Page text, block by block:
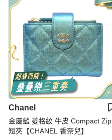
Chanel
金屬藍 菱格紋 牛皮 Compact Zip
短夾【CHANEL 香奈兒】